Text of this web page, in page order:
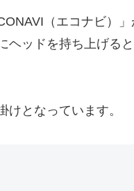
（エコナビ）
ッドを持ち上げる
となっています。